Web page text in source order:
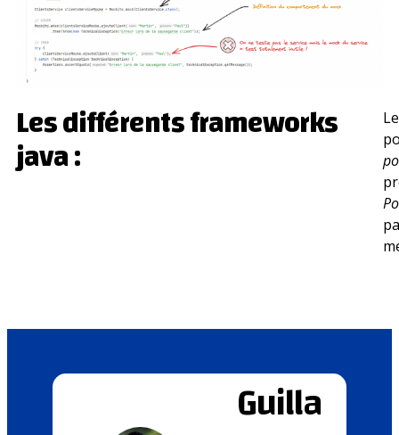
Les différents frameworks
java :
Guilla